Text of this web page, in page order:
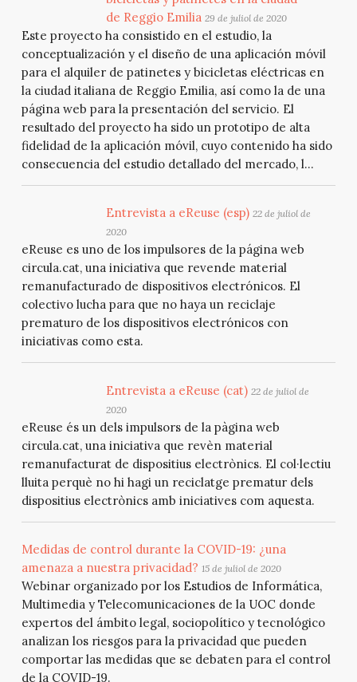
de Reggio Emilia 29 de juliol de 2020
Este proyecto ha consistido en el estudio, la
conceptualización y el diseño de una aplicación móvil
para el alquiler de patinetes y bicicletas eléctricas en
la ciudad italiana de Reggio Emilia, así como la de una
página web para la presentación del servicio. El
resultado del proyecto ha sido un prototipo de alta
fidelidad de la aplicación móvil, cuyo contenido ha sido
consecuencia del estudio detallado del mercado, l...
Entrevista a eReuse (esp) 22 de juliol de
2020
eReuse es uno de los impulsores de la página web
circula.cat, una iniciativa que revende material
remanufacturado de dispositivos electrónicos. El
colectivo lucha para que no haya un reciclaje
prematuro de los dispositivos electrónicos con
iniciativas como esta.
Entrevista a eReuse (cat) 22 de juliol de
2020
eReuse és un dels impulsors de la pàgina web
circula.cat, una iniciativa que revèn material
remanufacturat de dispositius electrònics. El col·lectiu
lluita perquè no hi hagi un reciclatge prematur dels
dispositius electrònics amb iniciatives com aquesta.
Medidas de control durante la COVID-19: ¿una
amenaza a nuestra privacidad? 15 de juliol de 2020
Webinar organizado por los Estudios de Informática,
Multimedia y Telecomunicaciones de la UOC donde
expertos del ámbito legal, sociopolítico y tecnológico
analizan los riesgos para la privacidad que pueden
comportar las medidas que se debaten para el control
de la COVID-19.